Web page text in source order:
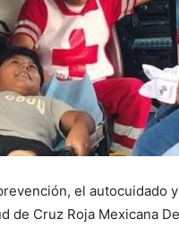
el autocuidado
de Cruz Roja Mexicana